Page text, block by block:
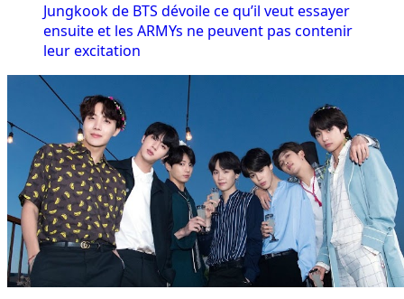
Jungkook de BTS dévoile ce qu’il veut essayer
ensuite et les ARMYs ne peuvent pas contenir
leur excitation